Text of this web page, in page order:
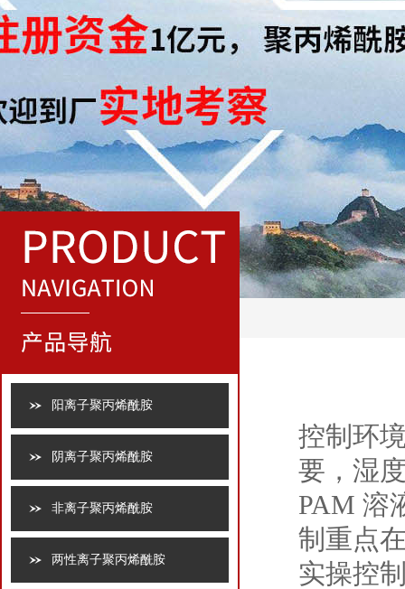
阳离子聚丙烯酰胺
阴离子聚丙烯酰胺
非离子聚丙烯酰胺
两性离子聚丙烯酰胺
控制环
要，湿
PAM 溶
制重点
实操控